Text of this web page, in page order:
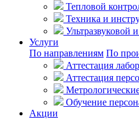
Тепловой
Техника и
Ультразвуковой
Услуги
По направлениям По
Аттестация
Аттестация
Обучение
Акции